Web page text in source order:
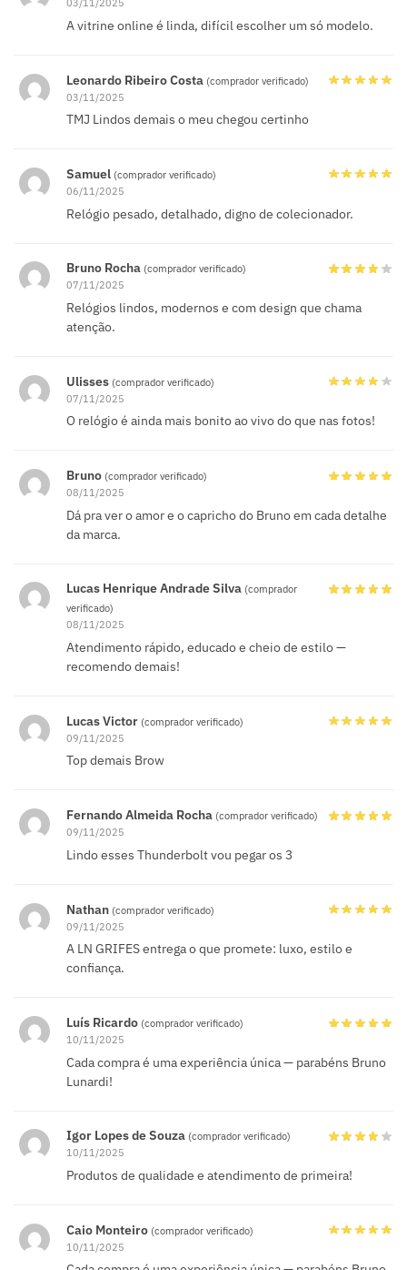
03/11/2025
A vitrine online é linda, difícil escolher um só modelo.
Leonardo Ribeiro Costa (comprador verificado)
03/11/2025
TMJ Lindos demais o meu chegou certinho
Samuel (comprador verificado)
06/11/2025
Relógio pesado, detalhado, digno de colecionador.
Bruno Rocha (comprador verificado)
07/11/2025
Relógios lindos, modernos e com design que chama
atenção.
Ulisses (comprador verificado)
07/11/2025
O relógio é ainda mais bonito ao vivo do que nas fotos!
Bruno (comprador verificado)
08/11/2025
Dá pra ver o amor e o capricho do Bruno em cada detalhe
da marca.
Lucas Henrique Andrade Silva (comprador
verificado)
08/11/2025
Atendimento rápido, educado e cheio de estilo —
recomendo demais!
Lucas Victor (comprador verificado)
09/11/2025
Top demais Brow
Fernando Almeida Rocha (comprador verificado)
09/11/2025
Lindo esses Thunderbolt vou pegar os 3
Nathan (comprador verificado)
09/11/2025
A LN GRIFES entrega o que promete: luxo, estilo e
confiança.
Luís Ricardo (comprador verificado)
10/11/2025
Cada compra é uma experiência única — parabéns Bruno
Lunardi!
Igor Lopes de Souza (comprador verificado)
10/11/2025
Produtos de qualidade e atendimento de primeira!
Caio Monteiro (comprador verificado)
10/11/2025